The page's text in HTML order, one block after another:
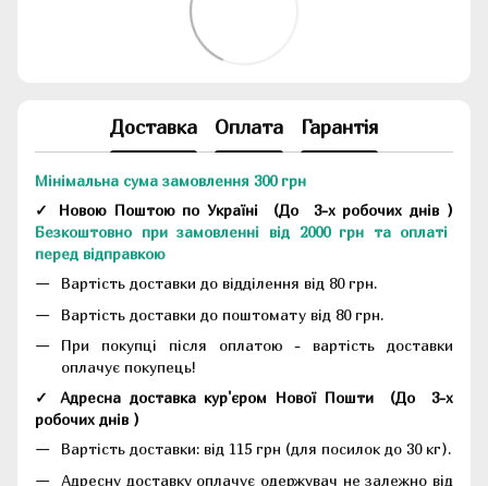
Доставка Оплата Гарантія
Мінімальна сума замовлення 300 грн
✓ Новою Поштою по Україні (До 3-х робочих днів )
Безкоштовно при замовленні від 2000 грн та оплаті
перед відправкою
Вартість доставки до відділення від 80 грн.
Вартість доставки до поштомату від 80 грн.
При покупці після оплатою - вартість доставки
оплачує покупець!
✓ Адресна доставка кур'єром Нової Пошти (До 3-х
робочих днів )
Вартість доставки: від 115 грн (для посилок до 30 кг).
Адресну доставку оплачує одержувач не залежно від